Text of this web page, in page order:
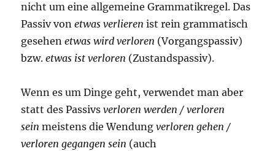
nicht um eine allgemeine Grammatikregel. Das
Passiv vonetwas verlieren ist rein grammatisch
gesehenetwas wird verloren (Vorgangspassiv)
bzw.etwas ist verloren (Zustandspassiv).
Wenn es um Dinge geht, verwendet man aber
statt des Passivsverloren werden / verloren
sein meistens die Wendungverloren gehen /
verloren gegangen sein (auch